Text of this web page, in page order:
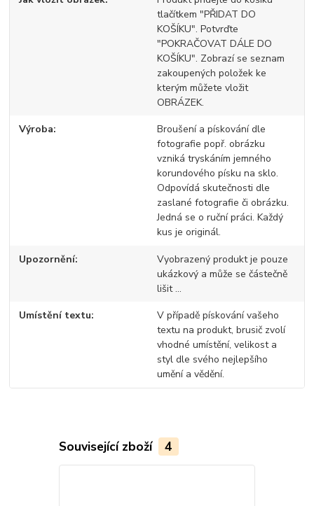
tlačítkem "PŘIDAT DO
KOŠÍKU". Potvrďte
"POKRAČOVAT DÁLE DO
KOŠÍKU". Zobrazí se seznam
zakoupených položek ke
kterým můžete vložit
OBRÁZEK.
Výroba
Broušení a pískování dle
fotografie popř. obrázku
vzniká tryskáním jemného
korundového písku na sklo.
Odpovídá skutečnosti dle
zaslané fotografie či obrázku.
Jedná se o ruční práci. Každý
kus je originál.
Upozornění
Vyobrazený produkt je pouze
ukázkový a může se částečně
lišit ...
Umístění textu
V případě pískování vašeho
textu na produkt, brusič zvolí
vhodné umístění, velikost a
styl dle svého nejlepšího
umění a vědění.
Související zboží 4